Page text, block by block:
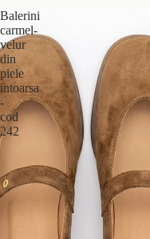
Balerini
carmel-
velur
din
piele
intoarsa
-
cod
242